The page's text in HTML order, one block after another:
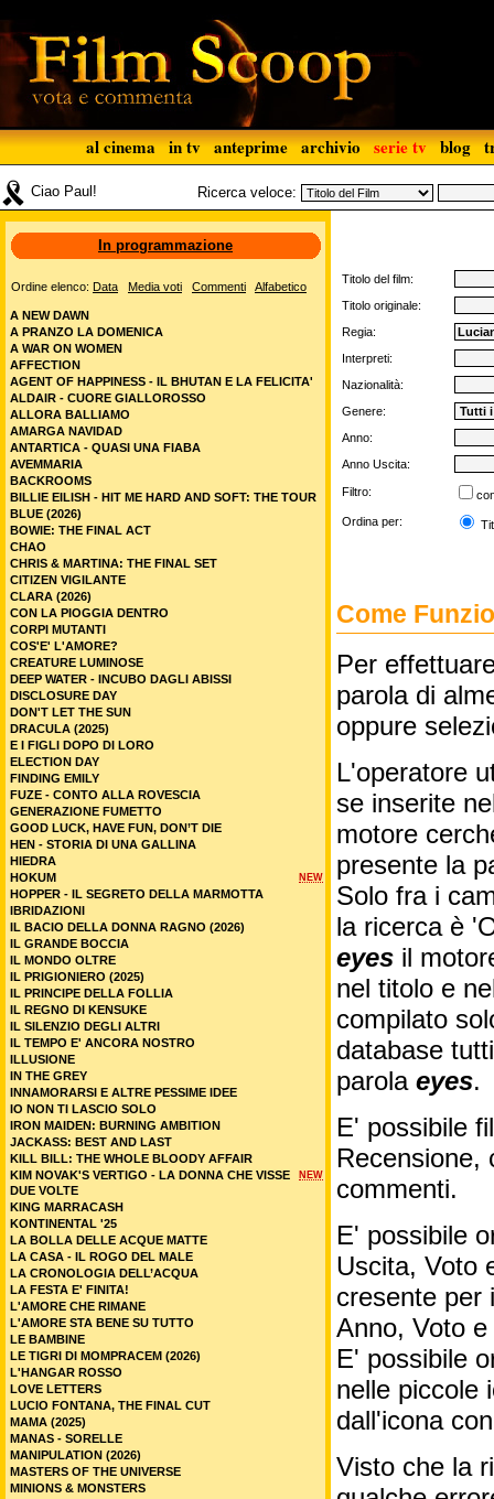
al cinema in tv anteprime archivio serie tv blog
Ciao Paul! Ricerca veloce:
Titolo del film:
Titolo originale:
Regia:
Interpreti:
Nazionalità:
Genere:
Anno:
Anno Uscita:
Filtro:
Ordina per:
Come
Per
parola di
oppure
L'operatore
se inserite
motore
presente la
Solo fra i
la ricerca è
eyes il
nel titolo e
compilato
database
parola eyes.
E' possibile
Recensione,
commenti.
E' possibile
Uscita, Voto
cresente per
Anno, Voto
E' possibile
nelle piccole
dall'icona
Visto che la
In programmazione
Ordine elenco: Data Media voti Commenti Alfabetico
A NEW DAWN
A PRANZO LA DOMENICA
A WAR ON WOMEN
AFFECTION
AGENT OF HAPPINESS - IL BHUTAN E LA FELICITA'
ALDAIR - CUORE GIALLOROSSO
ALLORA BALLIAMO
AMARGA NAVIDAD
ANTARTICA - QUASI UNA FIABA
AVEMMARIA
BACKROOMS
BILLIE EILISH - HIT ME HARD AND SOFT: THE TOUR
BLUE (2026)
BOWIE: THE FINAL ACT
CHAO
CHRIS & MARTINA: THE FINAL SET
CITIZEN VIGILANTE
CLARA (2026)
CON LA PIOGGIA DENTRO
CORPI MUTANTI
COS'E' L'AMORE?
CREATURE LUMINOSE
DEEP WATER - INCUBO DAGLI ABISSI
DISCLOSURE DAY
DON'T LET THE SUN
DRACULA (2025)
E I FIGLI DOPO DI LORO
ELECTION DAY
FINDING EMILY
FUZE - CONTO ALLA ROVESCIA
GENERAZIONE FUMETTO
GOOD LUCK, HAVE FUN, DON’T DIE
HEN - STORIA DI UNA GALLINA
HIEDRA
NEW
HOKUM
HOPPER - IL SEGRETO DELLA MARMOTTA
IBRIDAZIONI
IL BACIO DELLA DONNA RAGNO (2026)
IL GRANDE BOCCIA
IL MONDO OLTRE
IL PRIGIONIERO (2025)
IL PRINCIPE DELLA FOLLIA
IL REGNO DI KENSUKE
IL SILENZIO DEGLI ALTRI
IL TEMPO E' ANCORA NOSTRO
ILLUSIONE
IN THE GREY
INNAMORARSI E ALTRE PESSIME IDEE
IO NON TI LASCIO SOLO
IRON MAIDEN: BURNING AMBITION
JACKASS: BEST AND LAST
KILL BILL: THE WHOLE BLOODY AFFAIR
NEW
KIM NOVAK'S VERTIGO - LA DONNA CHE VISSE
DUE VOLTE
KING MARRACASH
KONTINENTAL '25
LA BOLLA DELLE ACQUE MATTE
LA CASA - IL ROGO DEL MALE
LA CRONOLOGIA DELL’ACQUA
LA FESTA E' FINITA!
L'AMORE CHE RIMANE
L'AMORE STA BENE SU TUTTO
LE BAMBINE
LE TIGRI DI MOMPRACEM (2026)
L'HANGAR ROSSO
LOVE LETTERS
LUCIO FONTANA, THE FINAL CUT
MAMA (2025)
MANAS - SORELLE
MANIPULATION (2026)
MASTERS OF THE UNIVERSE
MINIONS & MONSTERS